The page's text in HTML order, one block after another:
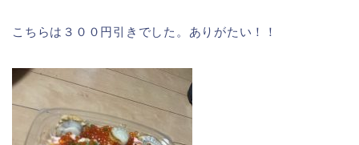
こちらは３００円引きでした。ありがたい！！